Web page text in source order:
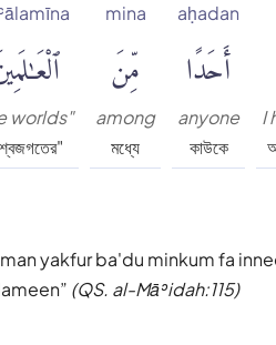
I
aḥadan
أَحَدًا
anyone
কাউকে
mina
مِّنَ
among
মধ্যে
worlds"
yakfur ba'du minkum fa
(QS. al-Māʾidah:115)